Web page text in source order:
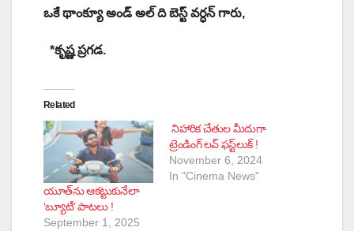
ఒకే థాంక్యూ అండ్ అల్ ది బెస్ట్ వర్ధన్ గారు,
*కృష్ణ ప్రగడ.
Related
యూత్‌ను ఆకట్టుకునేలా
‘బ్యూటీ’ పాటలు !
September 1, 2025
నిహారిక చేతుల మీదుగా
ట్రెండింగ్‌ లవ్‌ ఫస్ట్‌లుక్‌ !
November 6, 2024
In "Cinema News"